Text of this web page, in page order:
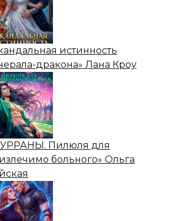
истинность
дракона» Лана Кроу
Пилюля для
больного» Ольга